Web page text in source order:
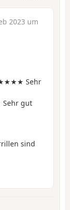
2023 um
Sehr
gut
sind